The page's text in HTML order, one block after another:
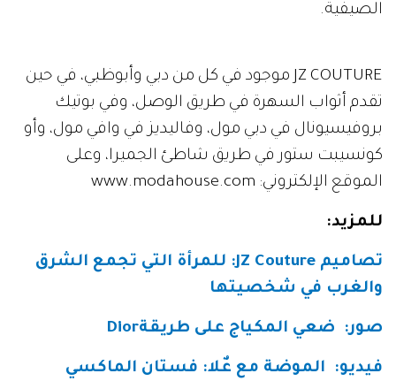
الصيفية.
JZ COUTURE موجود في كل من دبي وأبوظبي، في حين
تقدم أثواب السهرة في طريق الوصل، وفي بوتيك
بروفيسيونال في دبي مول، وفاليديز في وافي مول، وأو
كونسيبت ستور في طريق شاطئ الجميرا، وعلى
الموقع الإلكتروني: www.modahouse.com
للمزيد:
تصاميم JZ Couture: للمرأة التي تجمع الشرق
والغرب في شخصيتها
صور: ضعي المكياج على طريقةDior
فيديو: الموضة مع عٌلا: فستان الماكسي